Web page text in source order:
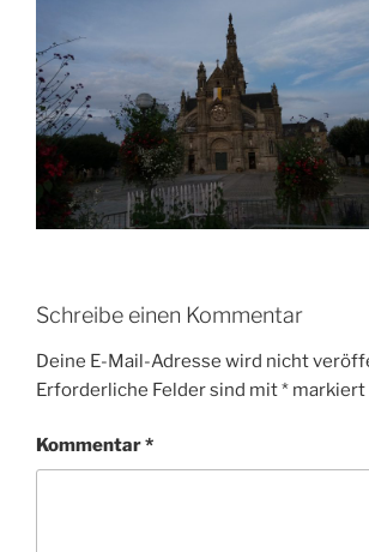
Schreibe einen Kommentar
Deine E-Mail-Adresse wird nicht
Erforderliche Felder sind mit* markiert
Kommentar*